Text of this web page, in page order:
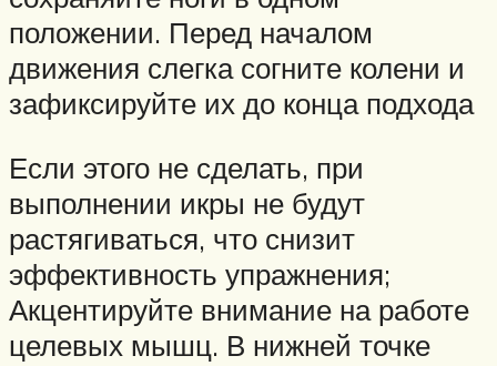
положении. Перед началом
движения слегка согните колени и
зафиксируйте их до конца подхода
Если этого не сделать, при
выполнении икры не будут
растягиваться, что снизит
эффективность упражнения;
Акцентируйте внимание на работе
целевых мышц. В нижней точке